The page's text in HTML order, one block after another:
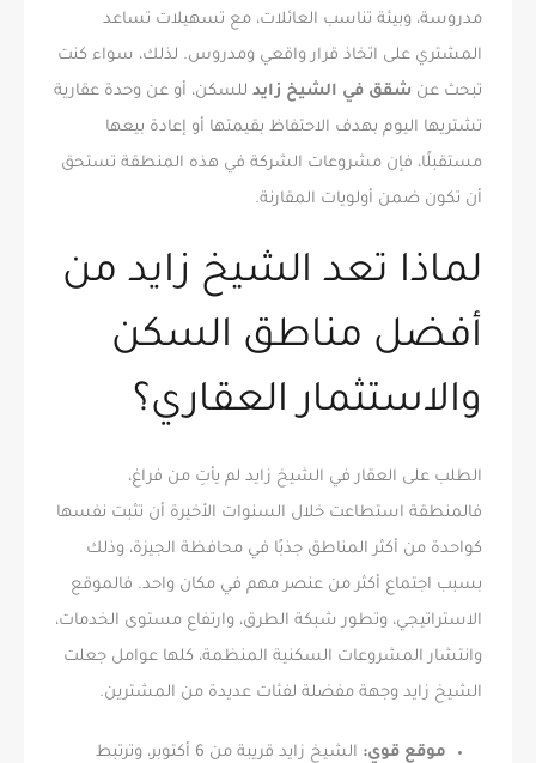
مدروسة، وبيئة تناسب العائلات، مع تسهيلات تساعد
المشتري على اتخاذ قرار واقعي ومدروس. لذلك، سواء كنت
تبحث عن شقق في الشيخ زايد للسكن، أو عن وحدة عقارية
تشتريها اليوم بهدف الاحتفاظ بقيمتها أو إعادة بيعها
مستقبلًا، فإن مشروعات الشركة في هذه المنطقة تستحق
أن تكون ضمن أولويات المقارنة.
لماذا تعد الشيخ زايد من
أفضل مناطق السكن
والاستثمار العقاري؟
الطلب على العقار في الشيخ زايد لم يأتِ من فراغ،
فالمنطقة استطاعت خلال السنوات الأخيرة أن تثبت نفسها
كواحدة من أكثر المناطق جذبًا في محافظة الجيزة، وذلك
بسبب اجتماع أكثر من عنصر مهم في مكان واحد. فالموقع
الاستراتيجي، وتطور شبكة الطرق، وارتفاع مستوى الخدمات،
وانتشار المشروعات السكنية المنظمة، كلها عوامل جعلت
الشيخ زايد وجهة مفضلة لفئات عديدة من المشترين.
موقع قوي:
الشيخ زايد قريبة من 6 أكتوبر، وترتبط